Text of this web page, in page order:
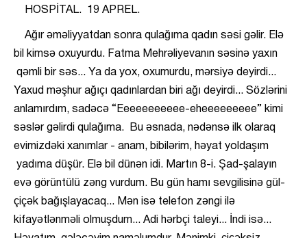
HOSPİTAL. 19 APREL.
Ağır əməliyyatdan sonra qulağıma qadın səsi gəlir. Elə
bil kimsə oxuyurdu. Fatma Mehrəliyevanın səsinə yaxın
qəmli bir səs... Ya da yox, oxumurdu, mərsiyə deyirdi...
Yaxud məşhur ağıçı qadınlardan biri ağı deyirdi... Sözlərini
anlamırdım, sadəcə “Eeeeeeeeeee-eheeeeeeeee” kimi
səslər gəlirdi qulağıma. Bu əsnada, nədənsə ilk olaraq
evimizdəki xanımlar - anam, bibilərim, həyat yoldaşım
yadıma düşür. Elə bil dünən idi. Martın 8-i. Şad-şalayın
evə görüntülü zəng vurdum. Bu gün hamı sevgilisinə gül-
çiçək bağışlayacaq... Mən isə telefon zəngi ilə
kifayətlənməli olmuşdum... Adi hərbçi taleyi... İndi isə...